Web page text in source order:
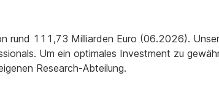
rund 111,73 Milliarden Euro (06.2026).
Um ein optimales Investment zu
Research-Abteilung.